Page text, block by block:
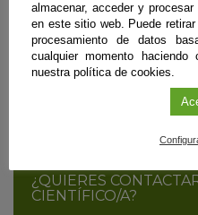
¿ERES CIENTÍFICO/A
¿QUIERES
CIENTÍFICO/A?
almacenar, acceder y
en este sitio web. Puede
procesamiento de datos
cualquier momento
nuestra política de cookies.